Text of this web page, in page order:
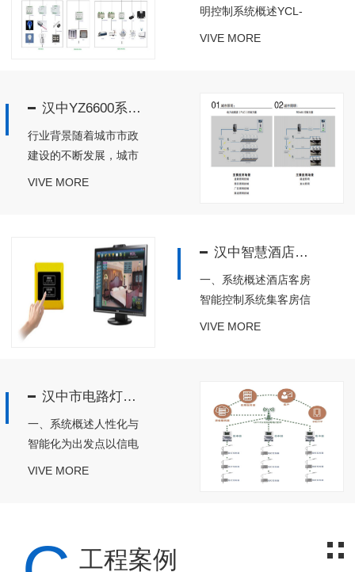
明控制系统概述YCL-
能角度出发，立足于楼
宇照明、景观照明、园
区照明、公共照明、家
居照...
VIVE MORE
汉中YZ6600系列智慧城市路灯照明系统
行业背景随着城市市政
建设的不断发展，城市
耗不仅增加了电力消
耗，同时也带来了电力
生产背后的能源浪费，
造成环境污染和光污
染，...
VIVE MORE
汉中智慧酒店照明系统
一、系统概述酒店客房
智能控制系统集客房信
范、加以计算机互联技
术的利用实现网络化监
控:客房人员身份、客
人实时服务信息、房
VIVE MORE
汉中市电路灯智能控制系统
一、系统概述人性化与
智能化为出发点以信电
系统功能调光控制：
VIVE MORE
工程案例